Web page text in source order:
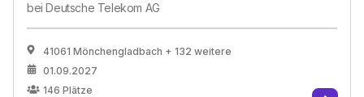
beiDeutsche Telekom AG
41061 Mönchengladbach + 132 weitere
01.09.2027
146 Plätze